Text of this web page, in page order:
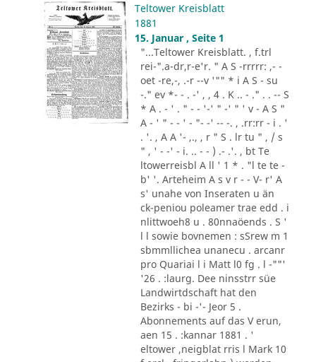
Teltower Kreisblatt
1881
15. Januar , Seite 1
"...Teltower Kreisblatt. , f.trl
rei-".a-dr,r-e'r. " A S -rrrrr: ,- -
oet -re,-, .-r --v '"" * i A S - su
-." ev *- - . -' , , 4 . K .. - ." . . -- S
* A . - ' . " - - '-' " -' " ' v - A S "
A - ' " - - ' - "- -' -- -. , .rr:rr - i . '
. '. , A A '- ,., , r " S . lr tu " , / s
" , ' - -' - i. .. - - ) .- .'. , bt Te
ltowerreisbl A ll ' 1 * . "l te te -
b' '. Arteheim A s v r - - V- r' A
s' unahe von Inseraten u än
ck-peniou poleamer trae edd . i
nlittwoeh8 u . 80nnaöends . S '
l l sowie bovnemen : sSrew m 1
sbmmllichea unanecu . arcanr
pro Quariai l i Matt l0 fg . l -""'
'26 . :laurg. Dee ninsstrr süe
Landwirtdschaft hat den
Bezirks - bi -'- Jeor 5 .
Abonnements auf das V erun,
aen 15 . :kannar 1881 . '
eltower ,neigblat rris l Mark 10